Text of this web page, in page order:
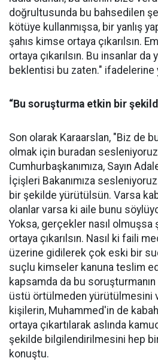
doğrultusunda bu bahsedilen
kötüye kullanmışsa, bir yanlış
şahıs kimse ortaya çıkarılsın.
ortaya çıkarılsın. Bu insanlar da
beklentisi bu zaten." ifadelerine
“Bu soruşturma etkin bir
Son olarak Karaarslan, "Biz de
olmak için buradan
Cumhurbaşkanımıza, Sayın
İçişleri Bakanımıza
bir şekilde yürütülsün. Varsa
olanlar varsa ki aile bunu
Yoksa, gerçekler nasıl
ortaya çıkarılsın. Nasıl ki faili
üzerine gidilerek çok eski bir
suçlu kimseler kanuna teslim
kapsamda da bu
üstü örtülmeden yürütülmesini
kişilerin, Muhammed'in de
ortaya çıkartılarak aslında
şekilde bilgilendirilmesini hep
konuştu.